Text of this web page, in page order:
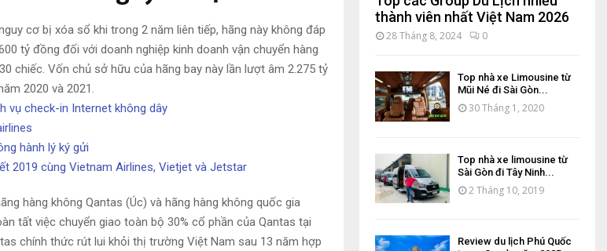
cơ bị xóa sổ khi trong 2 năm liên tiếp, hãng này không đáp
tỷ đồng đối với doanh nghiệp kinh doanh vận chuyển hàng
chiếc. Vốn chủ sở hữu của hãng bay này lần lượt âm 2.275 tỷ
2020 và 2021.
vụ check-in Internet không dây
hành lý ký gửi
2019 cùng Vietnam Airlines, Vietjet và Jetstar
hàng không Qantas (Úc) và hãng hàng không quốc gia
tất việc chuyển giao toàn bộ 30% cổ phần của Qantas tại
chính thức rút lui khỏi thị trường Việt Nam sau 13 năm hợp
thành viên nhất Việt Nam 2026
28 Tháng 8, 2024 0
Top nhà xe Limousine từ
Mũi Né đi Sài Gòn...
30 Tháng 1, 2020
Top nhà xe limousine từ
Sài Gòn đi Tây Ninh...
2 Tháng 10, 2019
Review du lịch Phú Quốc